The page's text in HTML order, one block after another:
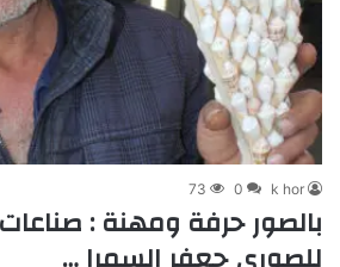
k hor
0
73
بالصور حرفة ومهنة :